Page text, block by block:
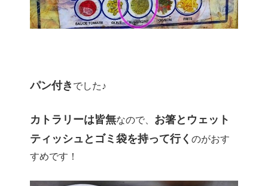
パン付き でした♪
カトラリーは皆無なので、 お箸とウェット
ティッシュとゴミ袋を持って行く のがおす
すめです！